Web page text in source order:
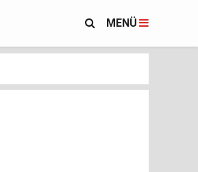
MENÜ